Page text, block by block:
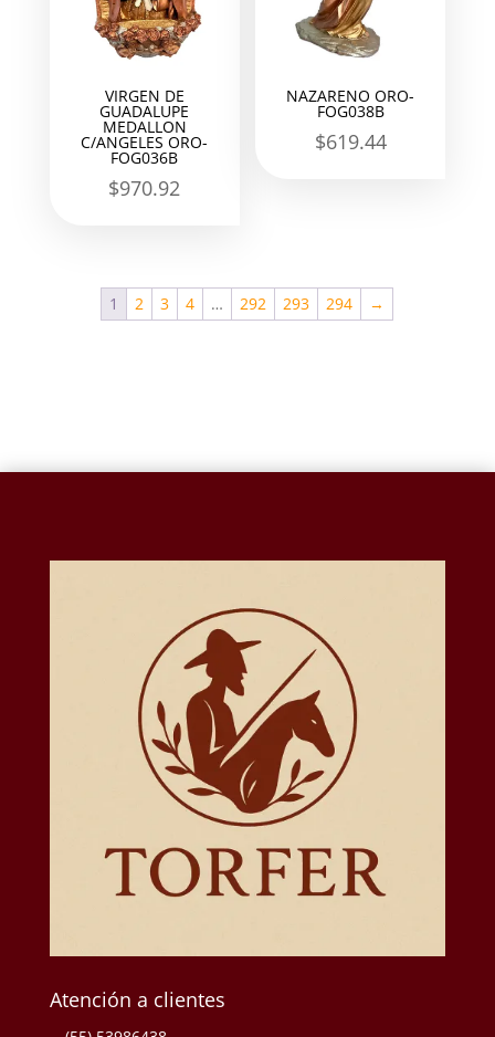
VIRGEN DE
GUADALUPE
MEDALLON
C/ANGELES ORO-
FOG036B
$970.92
NAZARENO ORO-
FOG038B
$619.44
1 2 3 4 … 292 293 294 →
Atención a clientes